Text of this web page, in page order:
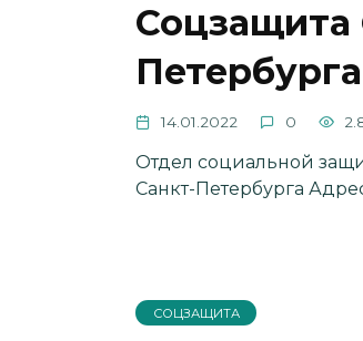
Соцзащита
Петербурга
14.01.2022 0
Отдел социальной
Санкт-Петербурга
СОЦЗАЩИТА